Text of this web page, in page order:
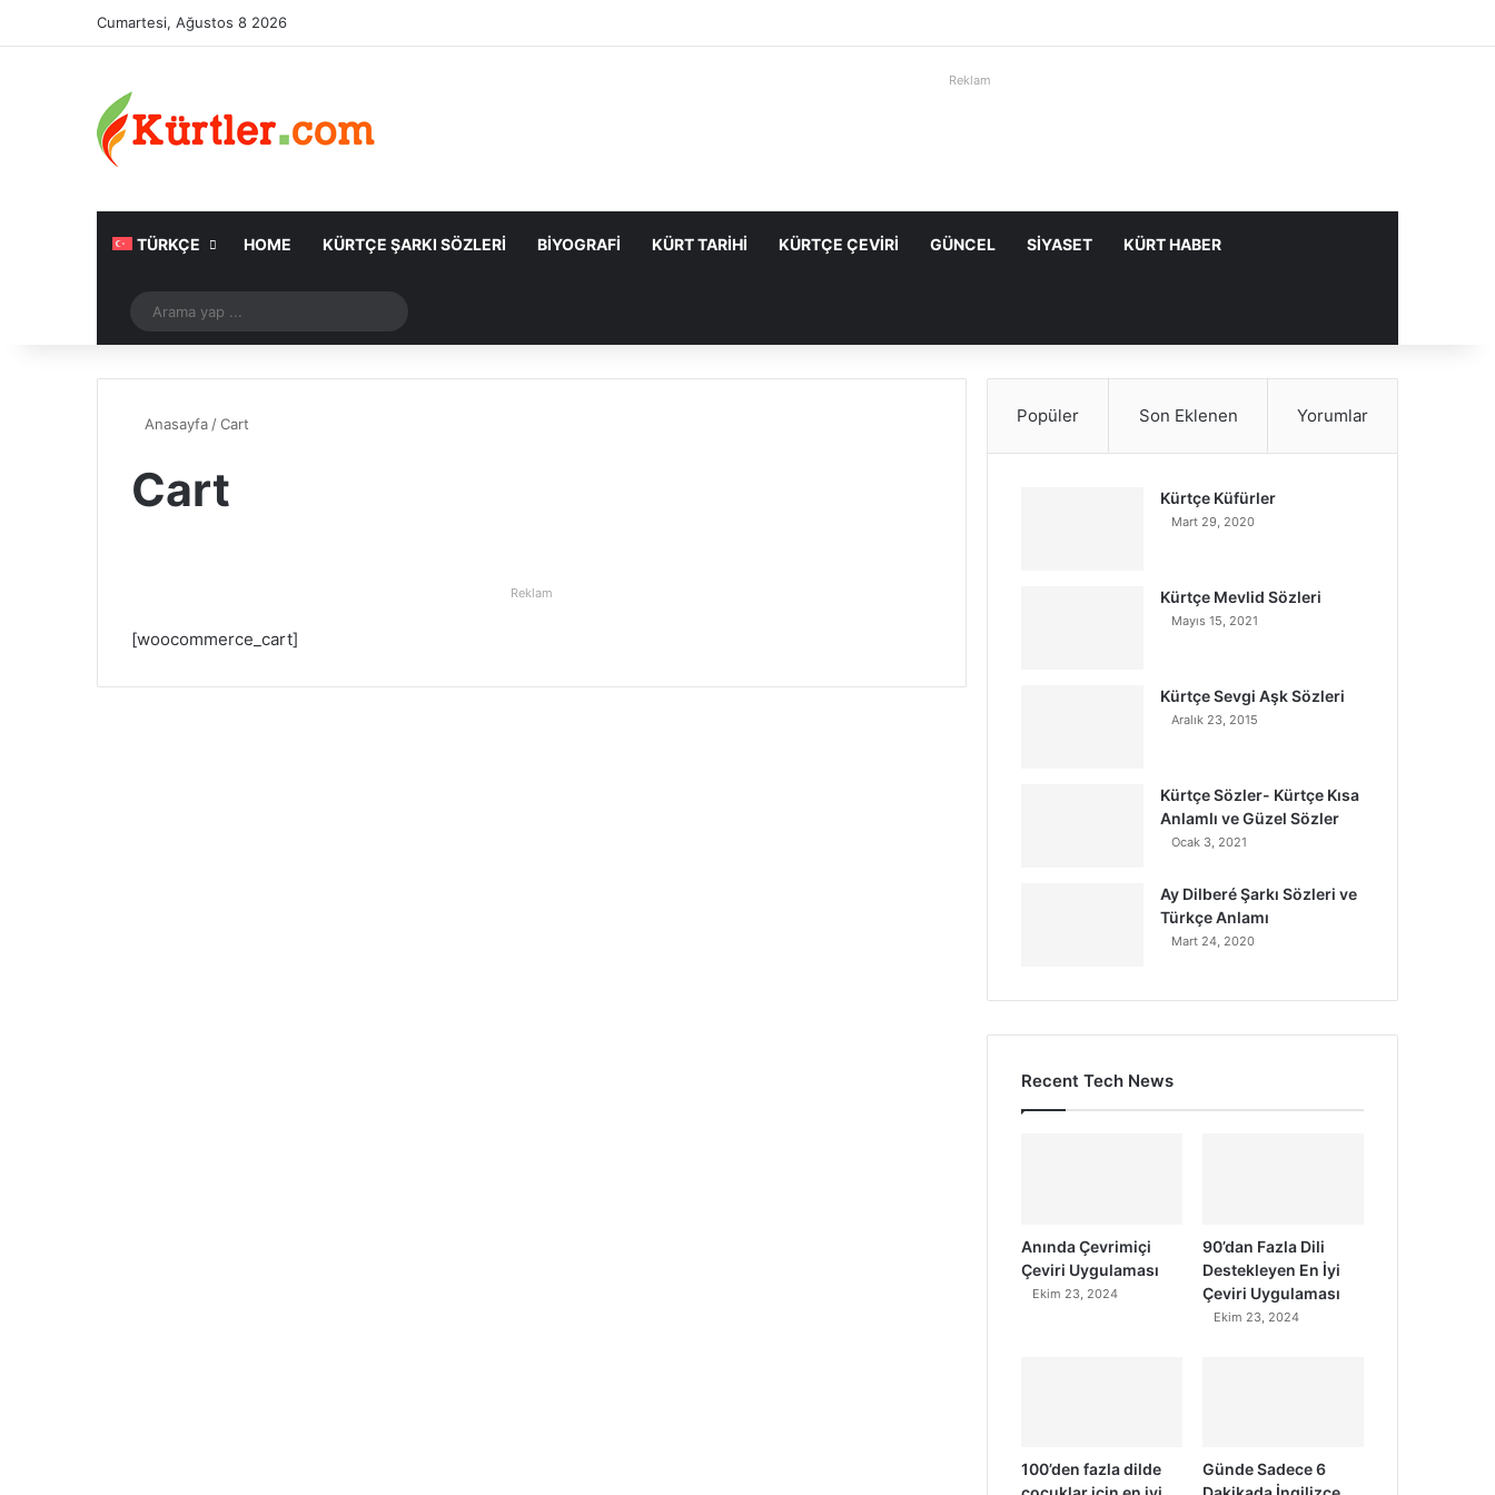
Cumartesi, Ağustos 8 2026
Reklam
TÜRKÇE HOME KÜRTÇE ŞARKI SÖZLERI BIYOGRAFI KÜRT TARIHI KÜRTÇE ÇEVIRI GÜNCEL SIYASET KÜRT HABER
Rastgele Makale
yap
Anasayfa /Cart
Cart
Reklam
[woocommerce_cart]
Popüler Son Eklenen Yorumlar
Kürtçe Küfürler
Mart 29, 2020
Kürtçe Mevlid Sözleri
Mayıs 15, 2021
Kürtçe Sevgi Aşk Sözleri
Aralık 23, 2015
Kürtçe Sözler- Kürtçe Kısa
Anlamlı ve Güzel Sözler
Ocak 3, 2021
Ay Dilberé Şarkı Sözleri ve
Türkçe Anlamı
Mart 24, 2020
Recent Tech News
Anında Çevrimiçi
Çeviri Uygulaması
Ekim 23, 2024
90’dan Fazla Dili
Destekleyen En İyi
Çeviri Uygulaması
Ekim 23, 2024
100’den fazla dilde
Günde Sadece 6